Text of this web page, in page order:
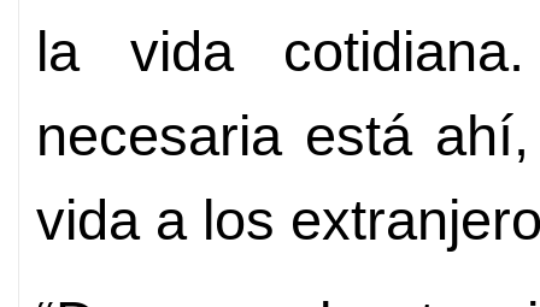
la vida
necesaria está
vida a los